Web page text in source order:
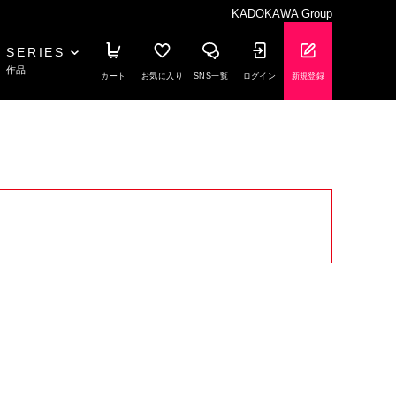
KADOKAWA Group
SERIES
作品
カート お気に入り SNS一覧 ログイン 新規登録